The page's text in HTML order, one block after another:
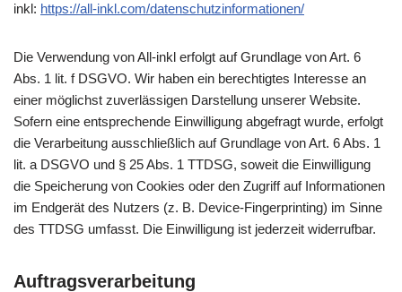
inkl: https://all-inkl.com/datenschutzinformationen/
Die Verwendung von All-inkl erfolgt auf Grundlage von Art. 6
Abs. 1 lit. f DSGVO. Wir haben ein berechtigtes Interesse an
einer möglichst zuverlässigen Darstellung unserer Website.
Sofern eine entsprechende Einwilligung abgefragt wurde, erfolgt
die Verarbeitung ausschließlich auf Grundlage von Art. 6 Abs. 1
lit. a DSGVO und § 25 Abs. 1 TTDSG, soweit die Einwilligung
die Speicherung von Cookies oder den Zugriff auf Informationen
im Endgerät des Nutzers (z. B. Device-Fingerprinting) im Sinne
des TTDSG umfasst. Die Einwilligung ist jederzeit widerrufbar.
Auftragsverarbeitung